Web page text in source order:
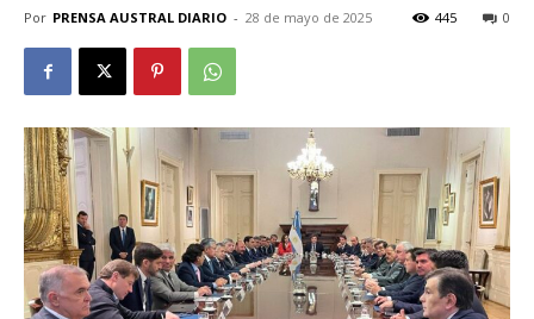
Por PRENSA AUSTRAL DIARIO - 28 de mayo de 2025 0
445